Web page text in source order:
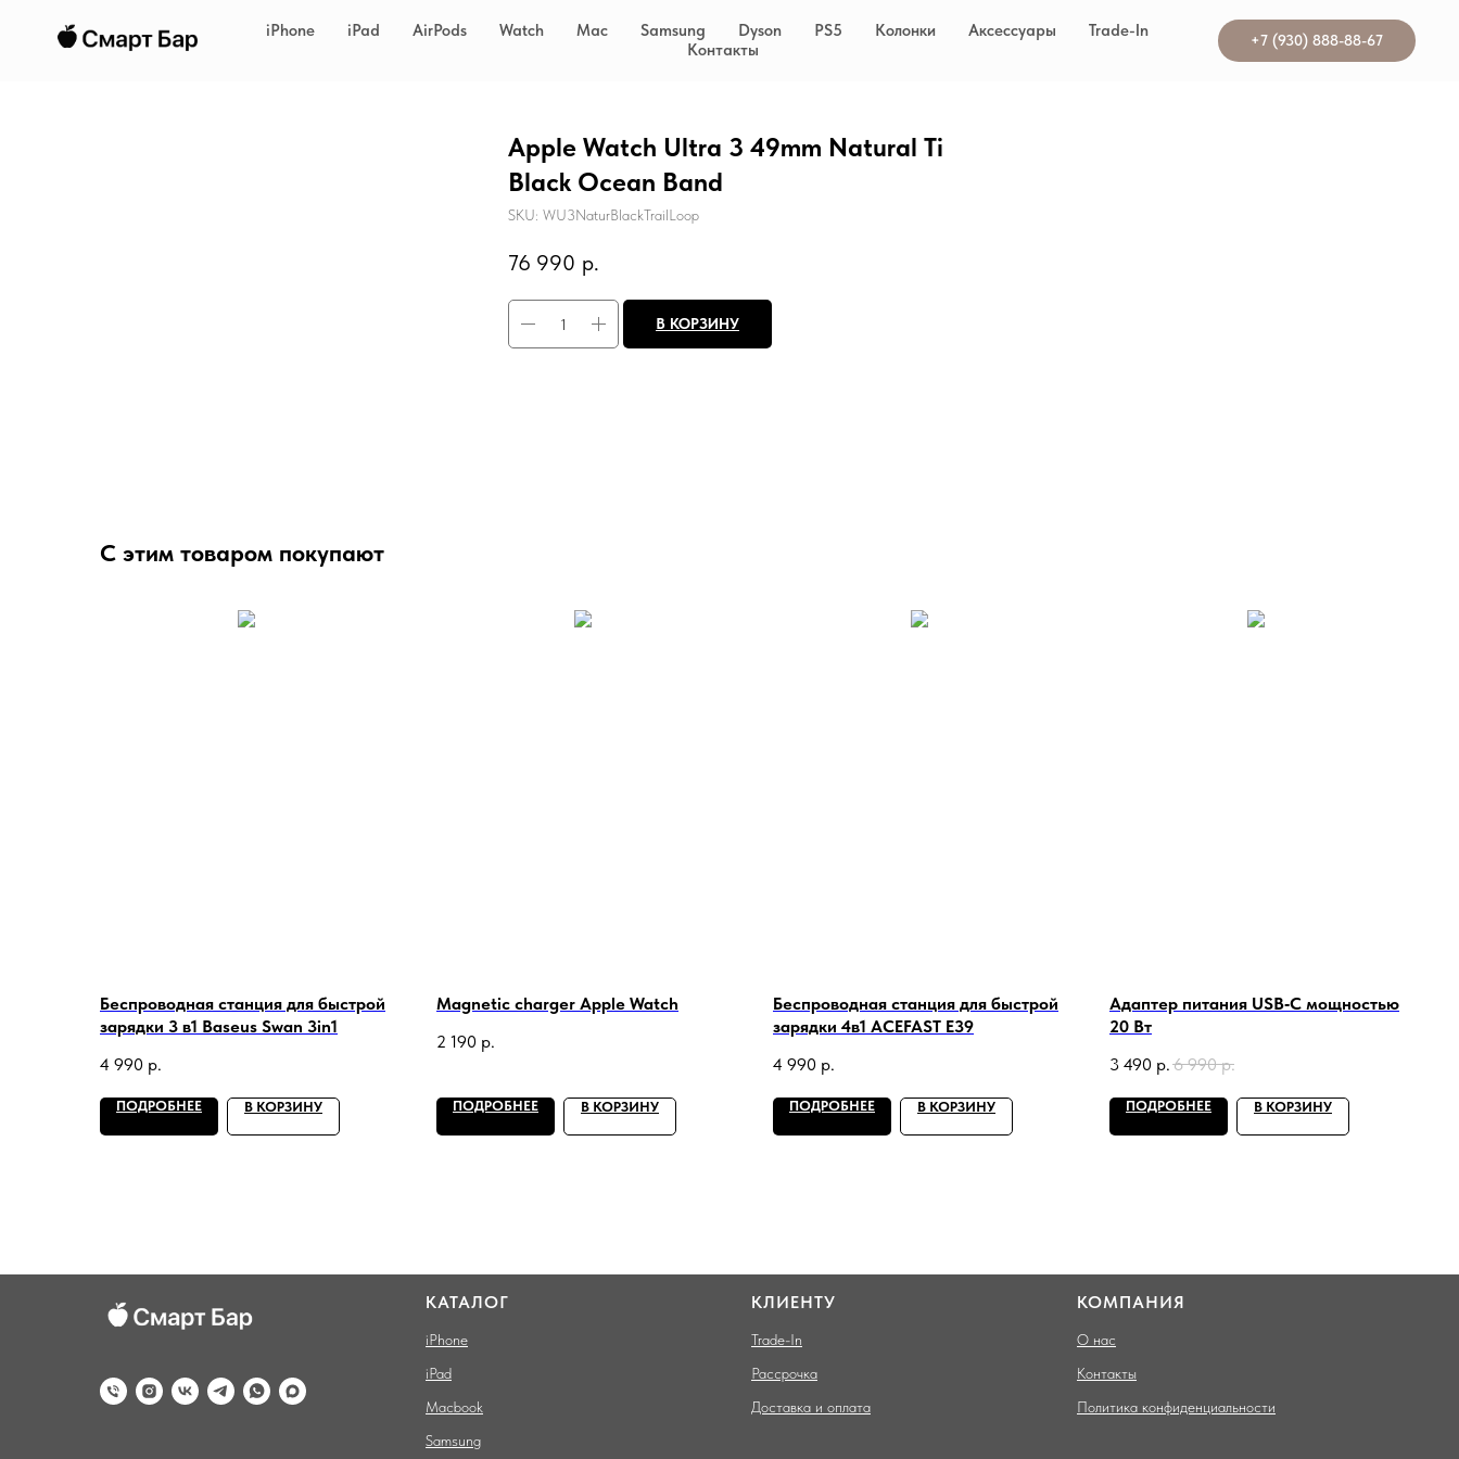
iPhone iPad AirPods Watch Mac Samsung Dyson PS5 Колонки Аксессуары
Trade-In
Контакты
+7 (930) 888-88-67
Apple Watch Ultra 3 49mm Natural Ti
Black Ocean Band
SKU: WU3NaturBlackTrailLoop
76 990 р.
В КОРЗИНУ
С этим товаром покупают
Беспроводная станция для быстрой
зарядки 3 в1 Baseus Swan 3in1
4 990 р.
ПОДРОБНЕЕ В КОРЗИНУ
Magnetic charger Apple Watch
2 190 р.
ПОДРОБНЕЕ В КОРЗИНУ
Беспроводная станция для быстрой
зарядки 4в1 ACEFAST E39
4 990 р.
ПОДРОБНЕЕ В КОРЗИНУ
Адаптер питания USB‑C мощностью
20 Вт
3 490 р. 6 990 р.
ПОДРОБНЕЕ В КОРЗИНУ
КАТАЛОГ
iPhone
iPad
Macbook
Samsung
КЛИЕНТУ
Trade-In
Рассрочка
Доставка и оплата
КОМПАНИЯ
О нас
Контакты
Политика конфиденциальности